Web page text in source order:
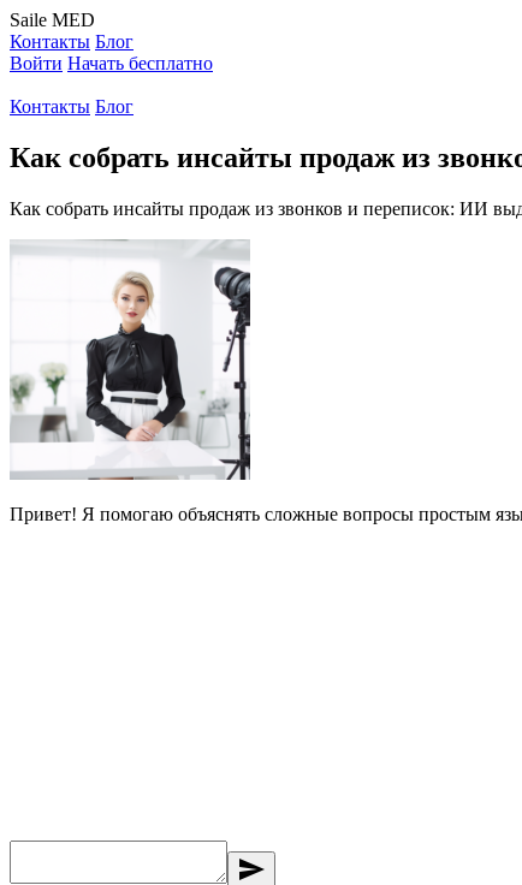
Saile MED
Контакты Блог
Войти Начать бесплатно
Контакты Блог
Как собрать инсайты продаж из
Как собрать инсайты продаж из звонков и переписок: ИИ
Привет! Я помогаю объяснять сложные вопросы простым
send